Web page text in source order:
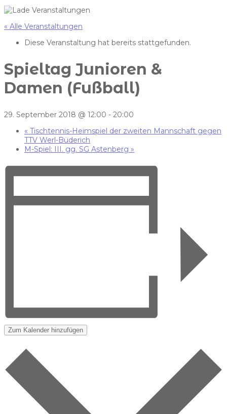
« Alle Veranstaltungen
Diese Veranstaltung hat bereits stattgefunden.
Spieltag Junioren &
Damen (Fußball)
29. September 2018 @ 12:00 - 20:00
« Tischtennis-Heimspiel der zweiten Mannschaft gegen
TTV Werl-Büderich
M-Spiel: III. gg. SG Astenberg »
Zum Kalender hinzufügen